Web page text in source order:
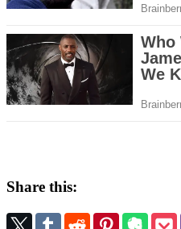
Share this: